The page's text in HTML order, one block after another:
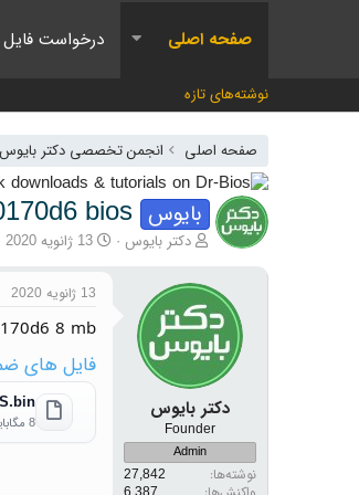
صفحه اصلی درخواست فایل
نوشته‌های تازه
صفحه اصلی انجمن تخصصی دکتر بایوس
بایوس bios
آغازگر گفتمان
دکتر بایوس تاریخ شروع
13 ژانویه 2020
دکتر بایوس
Founder
Admin
نوشته‌ها
27,842
13 ژانویه 2020
8 mb
فایل های
8 مگابایت · نمایش‌ها: 6